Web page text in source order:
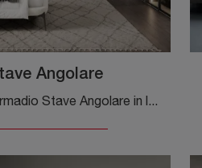
Angolare
Ecco qui l'armadio Stave Angolare in laccato opaco di Novamobili! Un ricco catalogo di armadi ad angolo con ante battenti.